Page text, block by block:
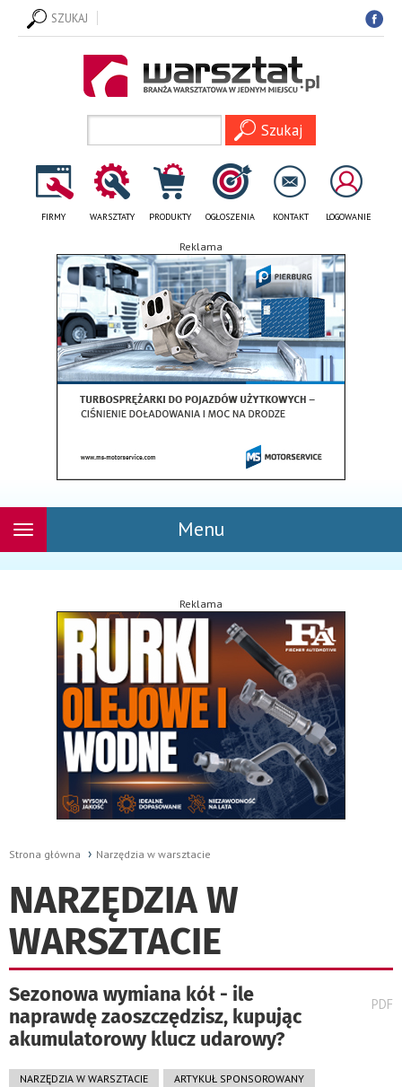
SZUKAJ
FIRMY WARSZTATY PRODUKTY OGŁOSZENIA KONTAKT LOGOWANIE
Reklama
Menu
Rozwiń
Reklama
Strona główna Narzędzia w warsztacie
NARZĘDZIA W
WARSZTACIE
Sezonowa wymiana kół - ile
naprawdę zaoszczędzisz, kupując
akumulatorowy klucz udarowy?
PDF
NARZĘDZIA W WARSZTACIE
ARTYKUŁ SPONSOROWANY